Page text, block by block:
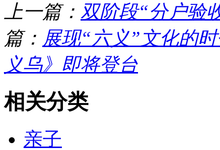
上一篇： 双阶段“分户验
篇： 展现“六义”文化的
义乌》即将登台
相关分类
亲子